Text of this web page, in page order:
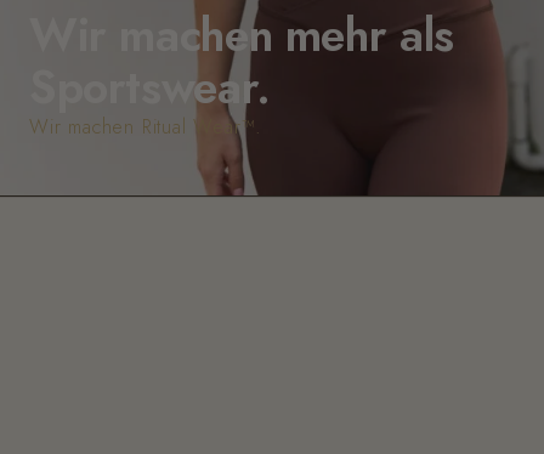
Wir machen mehr als
Sportswear.
Wir machen Ritual Wear™.